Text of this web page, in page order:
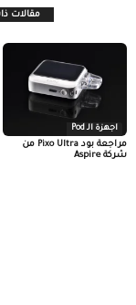
مقالات
اجهزة الـ Pod
مراجعة بود Pixo Ultra من
شركة Aspire